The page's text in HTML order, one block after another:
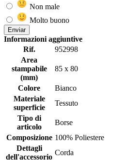
Non male
Molto buono
Enviar
Informazioni aggiuntive
Rif.
952998
Area
stampabile
(mm)
85 x 80
Colore
Bianco
Materiale
superficie
Tessuto
Tipo di
articolo
Borse
Composizione 100% Poliestere
Dettagli
dell'accessorio
Corda